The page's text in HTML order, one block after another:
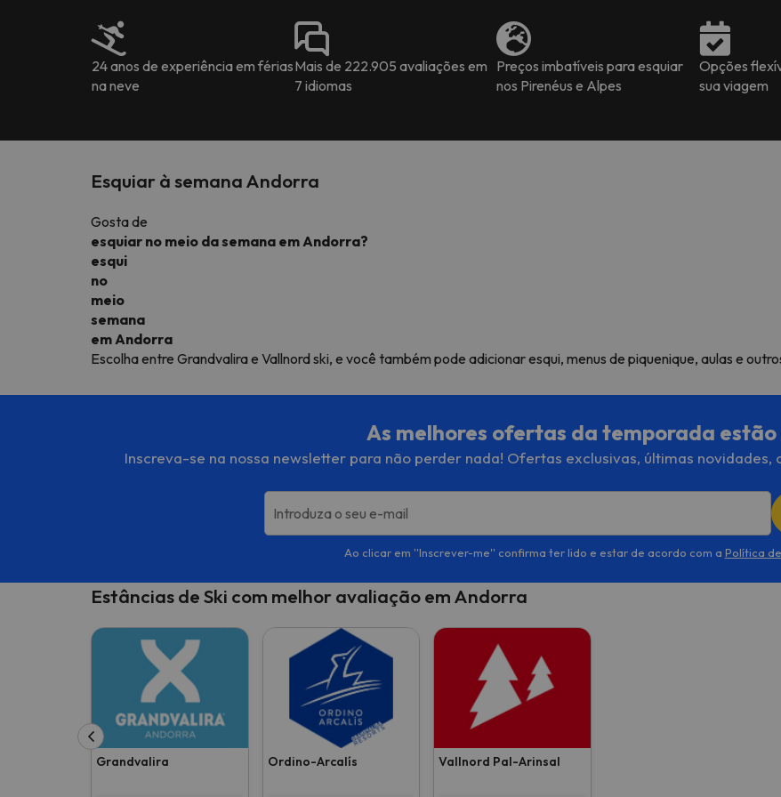
24 anos de experiência em férias
na neve
Mais de 222.905 avaliações em
7 idiomas
Preços imbatíveis para esquiar
nos Pirenéus e Alpes
Opções
sua viagem
Esquiar à semana Andorra
Gosta de
esquiar no meio da semana em Andorra?
esqui
no
meio
semana
em Andorra
Escolha entre Grandvalira e Vallnord ski, e você também pode adicionar esqui, menus de piquenique, aulas e
As melhores ofertas da temporada estão
Inscreva-se na nossa newsletter para não perder nada! Ofertas exclusivas, últimas novidades,
Introduza o seu e-mail
Ao clicar em ''Inscrever-me'' confirma ter lido e estar de acordo com a Política
Estâncias de Ski com melhor avaliação em Andorra
Grandvalira Ordino-Arcalís Vallnord Pal-Arinsal